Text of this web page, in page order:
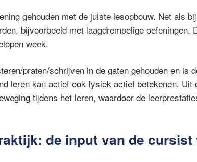
gehouden met de juiste lesopbouw. Net als
bijvoorbeeld met laagdrempelige oefeningen.
week.
praten/schrijven in de gaten gehouden en is
leren kan actief ook fysiek actief betekenen. Uit
tijdens het leren, waardoor de
de input van de cursist